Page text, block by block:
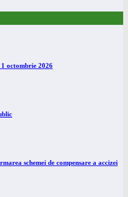
octombrie 2026
schemei de compensare a accizei